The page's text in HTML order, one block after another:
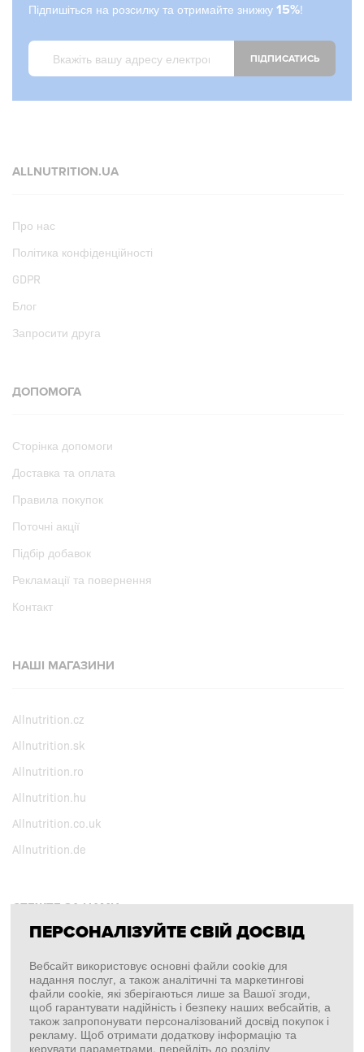
Підпишіться на розсилку та отримайте знижку 15%!
ПІДПИСАТИСЬ
ALLNUTRITION.UA
Про нас
Політика конфіденційності
GDPR
Блог
Запросити друга
ДОПОМОГА
Сторінка допомоги
Доставка та оплата
Правила покупок
Поточні акції
Підбір добавок
Рекламації та повернення
Контакт
НАШІ МАГАЗИНИ
Allnutrition.cz
Allnutrition.sk
Allnutrition.ro
Allnutrition.hu
Allnutrition.co.uk
Allnutrition.de
СТЕЖТЕ ЗА НАМИ
Facebook
Instagram
Copyright © 2026SFD S. A.
ПЕРСОНАЛІЗУЙТЕ СВІЙ ДОСВІД
Вебсайт використовує основні файли cookie для
надання послуг, а також аналітичні та маркетингові
файли cookie, які зберігаються лише за Вашої згоди,
щоб гарантувати надійність і безпеку наших вебсайтів, а
також запропонувати персоналізований досвід покупок і
рекламу. Щоб отримати додаткову інформацію та
керувати параметрами, перейдіть до розділу